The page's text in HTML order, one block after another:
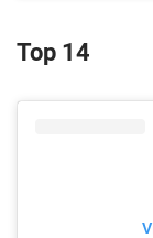
Top 14